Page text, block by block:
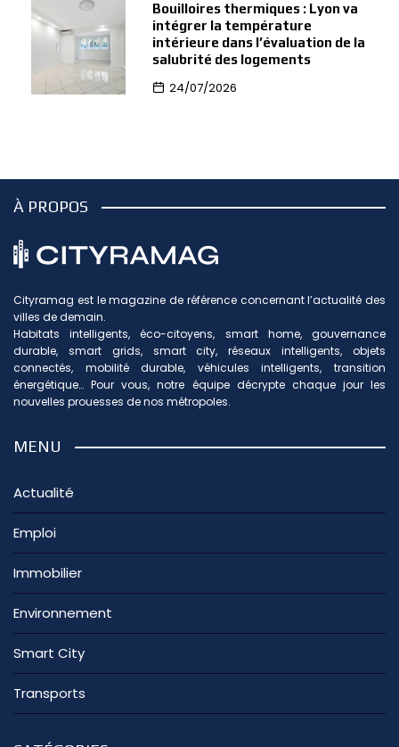
Bouilloires thermiques : Lyon va
intégrer la température
intérieure dans l’évaluation de la
salubrité des logements
24/07/2026
À PROPOS
Cityramag est le magazine de référence concernant l’actualité des
villes de demain.
Habitats intelligents, éco-citoyens, smart home, gouvernance
durable, smart grids, smart city, réseaux intelligents, objets
connectés, mobilité durable, véhicules intelligents, transition
énergétique… Pour vous, notre équipe décrypte chaque jour les
nouvelles prouesses de nos métropoles.
MENU
Actualité
Emploi
Immobilier
Environnement
Smart City
Transports